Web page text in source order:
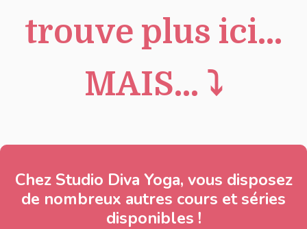
trouve plus ici...
MAIS... ⤵︎
Chez Studio Diva Yoga, vous disposez
de nombreux autres cours et séries
disponibles !